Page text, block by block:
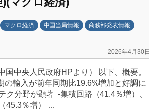
マクロ経済 中国当局情報
商務部発表情報
2026年4月30日
国中央人民政府HPより） 以下、概要。
の輸入が前年同期比19.6%増加と好調に
ク分野が顕著 -集積回路（41.4％増）、
45.3％増） …